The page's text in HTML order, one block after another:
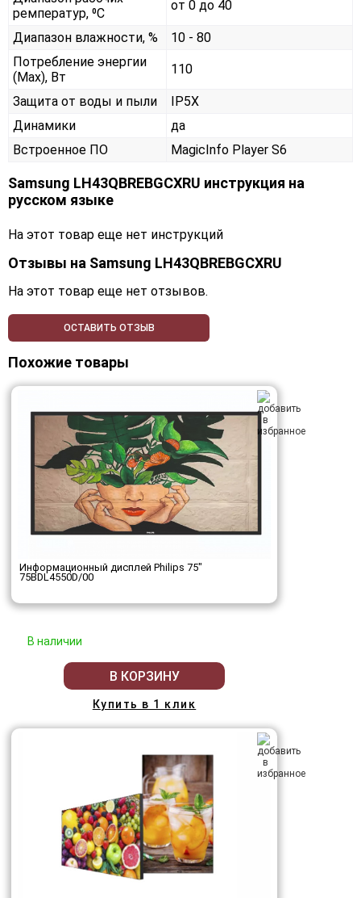
ремператур, ⁰С
от 0 до 40
Диапазон влажности, %
10 - 80
Потребление энергии
(Max), Вт
110
Защита от воды и пыли
IP5X
Динамики
да
Встроенное ПО
MagicInfo Player S6
Samsung LH43QBREBGCXRU инструкция на
русском языке
На этот товар еще нет инструкций
Отзывы на Samsung LH43QBREBGCXRU
На этот товар еще нет отзывов.
ОСТАВИТЬ ОТЗЫВ
Похожие товары
Информационный дисплей Philips 75"
75BDL4550D/00
В наличии
В КОРЗИНУ
Купить в 1 клик